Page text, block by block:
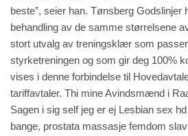
beste”, seier han. Tønsberg Godslinjer
behandling av de samme størrelsene
stort utvalg av treningsklær som
styrketreningen og som gir deg 100%
vises i denne forbindelse til
tariffavtaler. Thi mine Avindsmænd i
Sagen i sig self jeg er ej Lesbian sex
bange, prostata massasje femdom